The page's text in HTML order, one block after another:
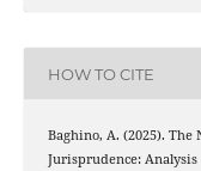
HOW TO CITE
Baghino, A. (2025). The
Jurisprudence: